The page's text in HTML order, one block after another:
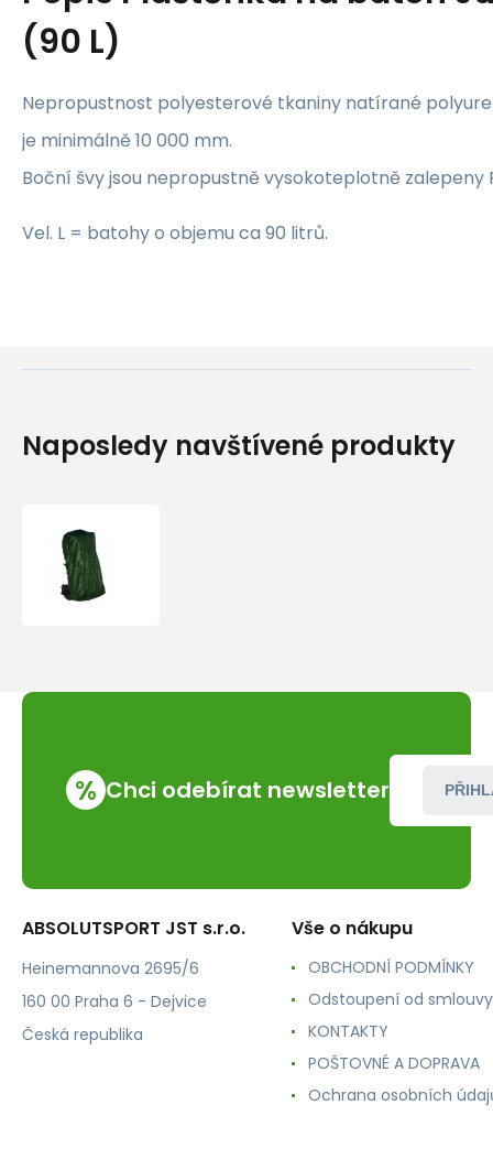
(90 L)
Nepropustnost polyesterové tkaniny natírané
je minimálně 10 000 mm.
Boční švy jsou nepropustně vysokoteplotně zalepeny
Vel. L = batohy o objemu ca 90 litrů.
Naposledy navštívené produkty
L)
% Chci odebírat newsletter
ABSOLUTSPORT JST s.r.o.
Heinemannova 2695/6
160 00 Praha 6 - Dejvice
Česká republika
Vše o nákupu
OBCHODNÍ PODMÍNKY
Odstoupení od smlouvy
KONTAKTY
POŠTOVNÉ A DOPRAVA
Ochrana osobních